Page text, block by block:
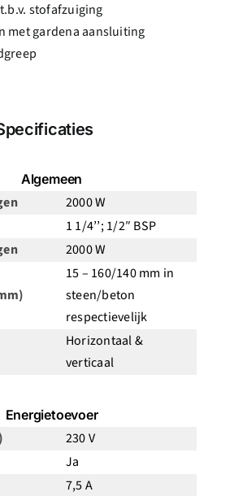
stofafzuiging
met gardena aansluiting
Algemeen
2000 W
1 1/4’’; 1/2″ BSP
2000 W
15 – 160/140 mm in
steen/beton
respectievelijk
Horizontaal &
verticaal
Energietoevoer
230 V
Ja
7,5 A